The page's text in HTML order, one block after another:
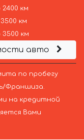
км
км
3500 км
авто
по пробегу
Франшиза.
на кредитной
Вами